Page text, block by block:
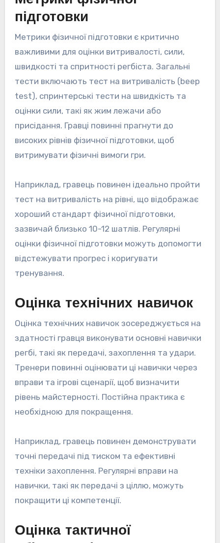
підготовки
Метрики фізичної підготовки є критично
важливими для оцінки витривалості, сили,
швидкості та спритності регбіста. Загальні
тести включають тест на витривалість (beep
test), спринтерські тести на швидкість та
оцінки сили, такі як жим лежачи або
присідання. Гравці повинні прагнути до
високих рівнів фізичної підготовки, щоб
витримувати фізичні вимоги гри.
Наприклад, гравець повинен ідеально пройти
тест на витривалість на рівні, що відображає
хороший стандарт фізичної підготовки,
зазвичай близько 10-12 шатлів. Регулярні
оцінки фізичної підготовки можуть допомогти
відстежувати прогрес і коригувати
тренування.
Оцінка технічних навичок
Оцінка технічних навичок зосереджується на
здатності гравця виконувати основні навички
регбі, такі як передачі, захоплення та удари.
Тренери повинні оцінювати ці навички через
вправи та ігрові сценарії, щоб визначити
рівень майстерності. Постійна практика є
необхідною для покращення.
Наприклад, гравець повинен демонструвати
точні передачі під тиском та ефективні
техніки захоплення. Регулярні вправи на
навички, такі як передачі з ціллю, можуть
покращити ці компетенції.
Оцінка тактичної